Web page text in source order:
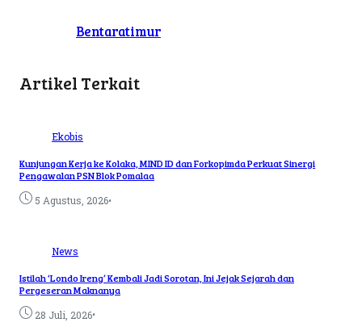
Bentaratimur
Artikel Terkait
Ekobis
Kunjungan Kerja ke Kolaka, MIND ID dan Forkopimda Perkuat Sinergi
Pengawalan PSN Blok Pomalaa
5 Agustus, 2026•
News
Istilah ‘Londo Ireng’ Kembali Jadi Sorotan, Ini Jejak Sejarah dan
Pergeseran Maknanya
28 Juli, 2026•